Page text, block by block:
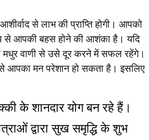
से लाभ की प्राप्ति होगी। आपको
से आपकी बहस होने की आशंका है। यदि
मधुर वाणी से उसे दूर करने में सफल रहेंगे।
मन परेशान हो सकता है। इसलिए
के शानदार योग बन रहे हैं।
द्वारा सुख समृद्धि के शुभ